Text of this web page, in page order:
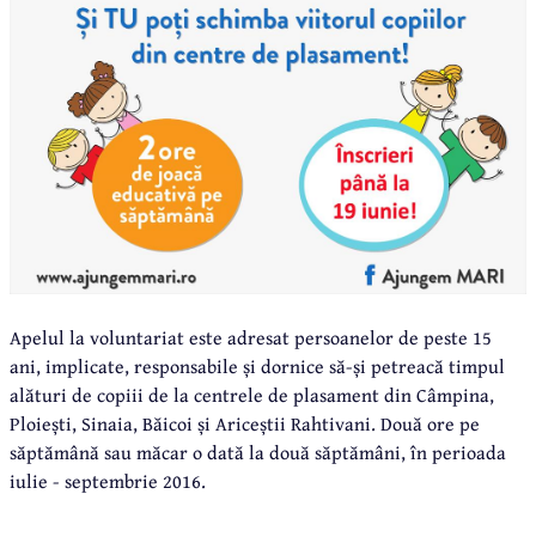
Apelul la voluntariat este adresat persoanelor de peste 15
ani, implicate, responsabile și dornice să-și petreacă timpul
alături de copiii de la centrele de plasament din Câmpina,
Ploiești, Sinaia, Băicoi și Ariceștii Rahtivani. Două ore pe
săptămână sau măcar o dată la două săptămâni, în perioada
iulie - septembrie 2016.